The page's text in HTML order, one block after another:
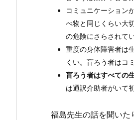
コミュニケーション
べ物と同じくらい大
の危険にさらされてい
重度の身体障害者は
くい。盲ろう者はコ
盲ろう者はすべての
は通訳介助者がいて
福島先生の話を聞いた